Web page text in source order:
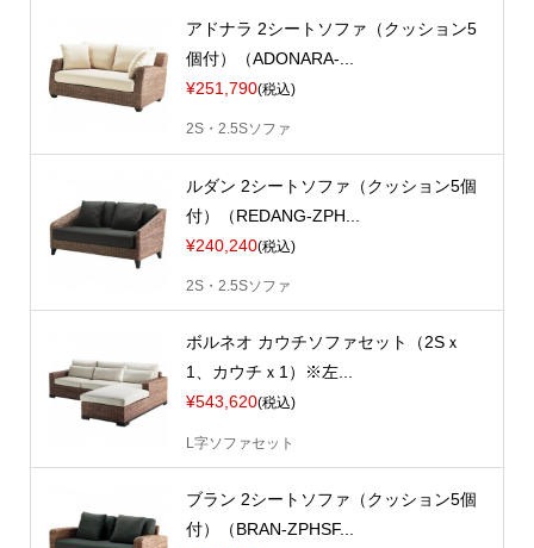
アドナラ 2シートソファ（クッション5
個付）（ADONARA-...
¥251,790(税込)
2S・2.5Sソファ
ルダン 2シートソファ（クッション5個
付）（REDANG-ZPH...
¥240,240(税込)
2S・2.5Sソファ
ボルネオ カウチソファセット（2Sｘ
1、カウチｘ1）※左...
¥543,620(税込)
L字ソファセット
ブラン 2シートソファ（クッション5個
付）（BRAN-ZPHSF...